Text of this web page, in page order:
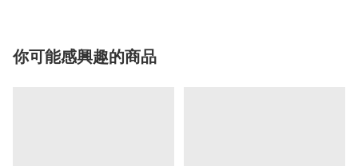
你可能感興趣的商品